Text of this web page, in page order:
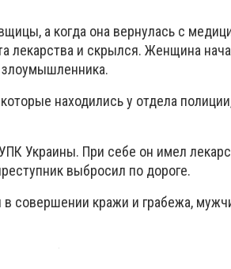
а когда она вернулась с
лекарства и скрылся. Женщина
находились у отдела
Украины. При себе он имел
выбросил по дороге.
совершении кражи и грабежа,